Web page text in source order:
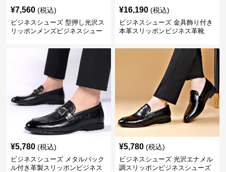
¥7,560 (税込)
ビジネスシューズ 型押し光沢ス
リッポンメンズビジネスシュー
¥16,190 (税込)
ビジネスシューズ 金具飾り付き
本革スリッポンビジネス革靴
¥5,780 (税込)
ビジネスシューズ メタルバック
ル付き革製スリッポンビジネス
¥5,780 (税込)
ビジネスシューズ 光沢エナメル
調スリッポンビジネスシューズ